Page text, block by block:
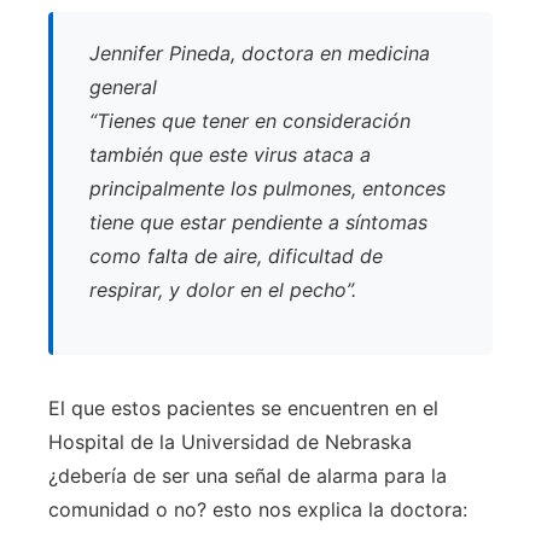
Jennifer Pineda, doctora en medicina
general
“Tienes que tener en consideración
también que este virus ataca a
principalmente los pulmones, entonces
tiene que estar pendiente a síntomas
como falta de aire, dificultad de
respirar, y dolor en el pecho”.
El que estos pacientes se encuentren en el
Hospital de la Universidad de Nebraska
¿debería de ser una señal de alarma para la
comunidad o no? esto nos explica la doctora: